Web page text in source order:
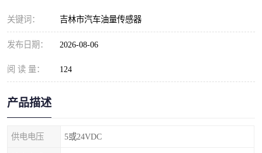
关键词： 吉林市汽车油量传感器
发布日期： 2026-08-06
阅 读 量： 124
产品描述
供电电压 5或24VDC